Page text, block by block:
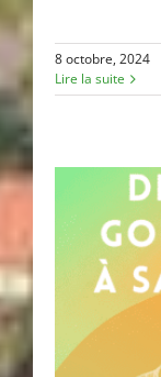
8 octobre, 2024
Lire la suite